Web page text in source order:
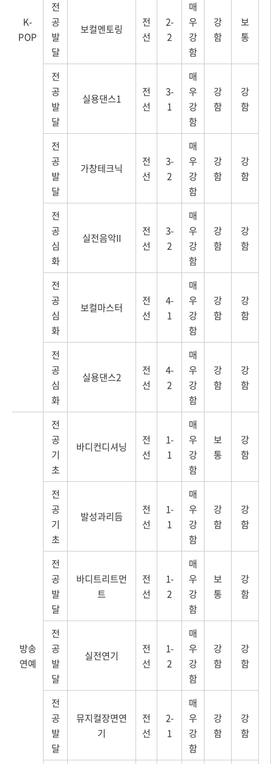
K-
POP
전
공
발
달
보컬멘토링
전
선
2-
2
매
우
강
함
강
함
보
통
전
공
발
달
실용댄스1
전
선
3-
1
매
우
강
함
강
함
강
함
전
공
발
달
가창테크닉
전
선
3-
2
매
우
강
함
강
함
강
함
전
공
심
화
실전음악II
전
선
3-
2
매
우
강
함
강
함
강
함
전
공
심
화
보컬마스터
전
선
4-
1
매
우
강
함
강
함
강
함
전
공
심
화
실용댄스2
전
선
4-
2
매
우
강
함
강
함
강
함
방송
연예
전
공
기
초
바디컨디셔닝
전
선
1-
1
매
우
강
함
보
통
강
함
전
공
기
초
발성과리듬
전
선
1-
1
매
우
강
함
강
함
강
함
전
공
발
달
바디트리트먼
트
전
선
1-
2
매
우
강
함
보
통
강
함
전
공
발
달
실전연기
전
선
1-
2
매
우
강
함
강
함
강
함
전
공
발
달
뮤지컬장면연
기
전
선
2-
1
매
우
강
함
강
함
강
함